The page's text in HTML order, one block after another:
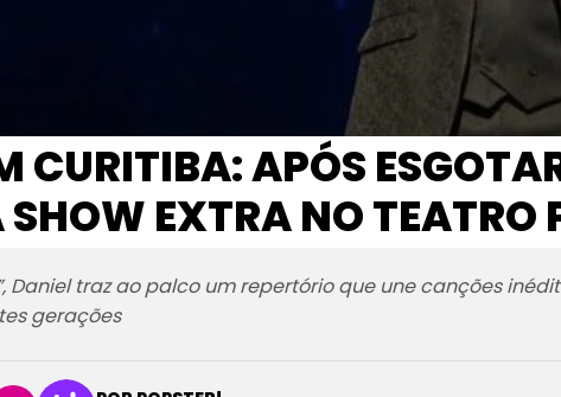
CURITIBA: APÓS
EXTRA NO TEATRO
Daniel traz ao palco um repertório que une canções
gerações